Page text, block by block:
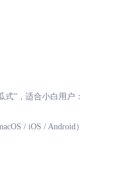
式”，适合小白用户：
/ iOS / Android）